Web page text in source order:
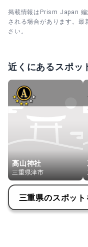
掲載情報はPrism Japan 編
される場合があります。最
さい。
近くにあるスポッ
高山神社
三重県津市
三重県のスポッ